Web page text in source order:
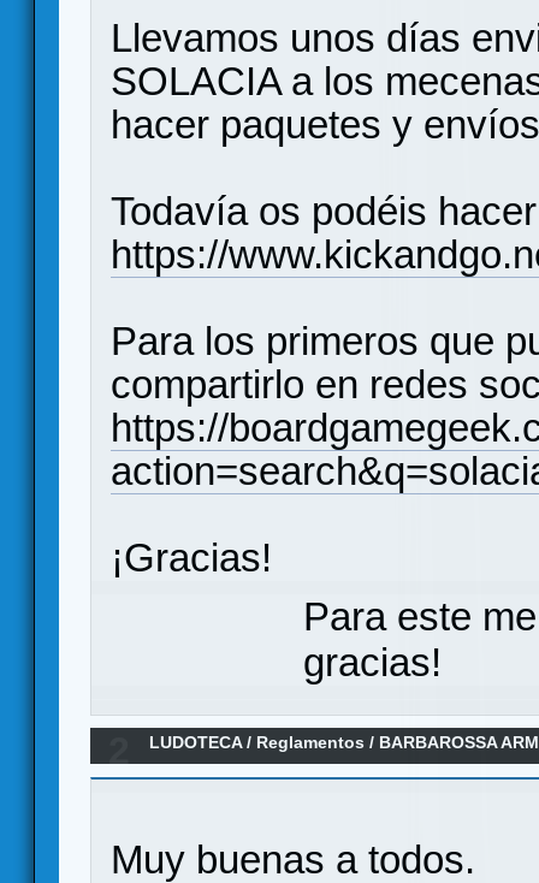
Llevamos unos días
SOLACIA a los
hacer paquetes y
Todavía os podéis
https://
Para los primeros que
compartirlo en redes
https://
¡Gracias!
Para este
gracias!
LUDOTECA/ Reglamentos / BARBAROSSA
Muy buenas a todos.